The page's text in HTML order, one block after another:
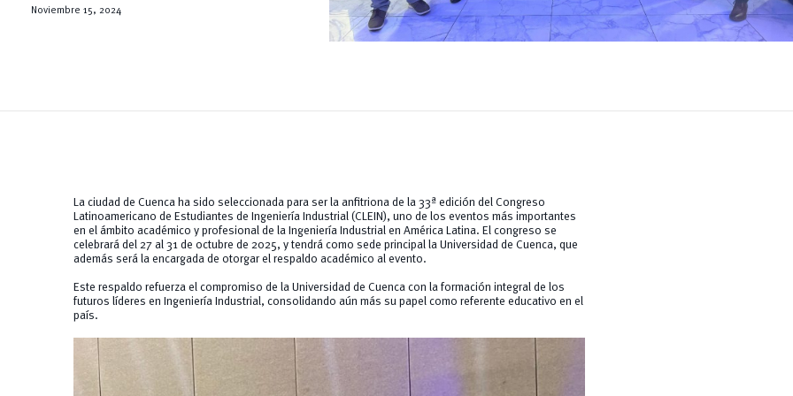
Noviembre 15, 2024
La ciudad de Cuenca ha sido seleccionada para ser la anfitriona de la 33ª edición del Congreso
Latinoamericano de Estudiantes de Ingeniería Industrial (CLEIN), uno de los eventos más importantes
en el ámbito académico y profesional de la Ingeniería Industrial en América Latina. El congreso se
celebrará del 27 al 31 de octubre de 2025, y tendrá como sede principal la Universidad de Cuenca, que
además será la encargada de otorgar el respaldo académico al evento.
Este respaldo refuerza el compromiso de la Universidad de Cuenca con la formación integral de los
futuros líderes en Ingeniería Industrial, consolidando aún más su papel como referente educativo en el
país.